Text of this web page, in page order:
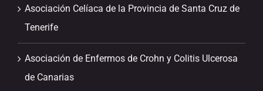
Asociación Celíaca de la Provincia de Santa Cruz de
Tenerife
Asociación de Enfermos de Crohn y Colitis Ulcerosa
de Canarias